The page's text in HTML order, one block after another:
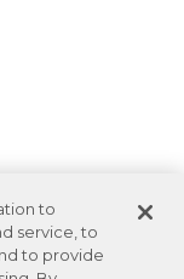
to
service, to
to provide